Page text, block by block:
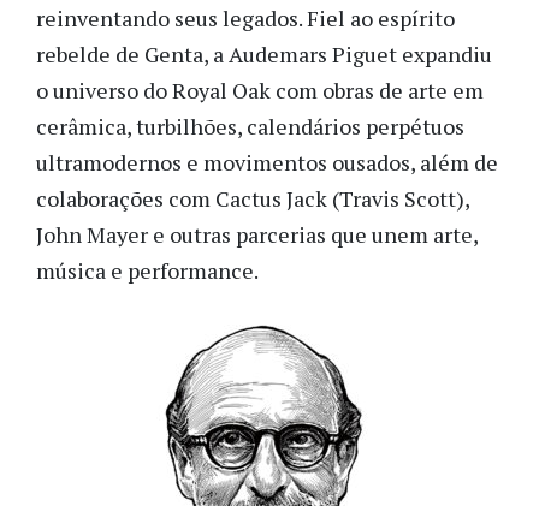
reinventando seus legados. Fiel ao espírito
rebelde de Genta, a Audemars Piguet expandiu
o universo do Royal Oak com obras de arte em
cerâmica, turbilhões, calendários perpétuos
ultramodernos e movimentos ousados, além de
colaborações com Cactus Jack (Travis Scott),
John Mayer e outras parcerias que unem arte,
música e performance.